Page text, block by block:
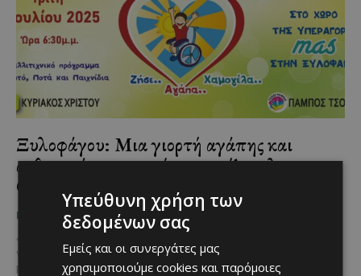
Ξυλοφάγου: Μια γιορτή αγάπης και
ανθρωπιάς αφιερωμένη στον Άγγελο
Θεοφάνους
ΜΈΝΟΥΜΕ ΚΎΠΡΟ
«Ζήσε – Αγάπα – Χαμογέλα Άγγελος Θεοφάνους». Μια μεγάλη
γιορτή στη Ξυλοφάγου. Ένας θεσμός. Μία βραδιά που εθελοντές
μικροί και μεγάλοι ενώνουν τα χέρια...
Υπεύθυνη χρήση των
δεδομένων σας
Εμείς και οι συνεργάτες μας
χρησιμοποιούμε cookies και παρόμοιες